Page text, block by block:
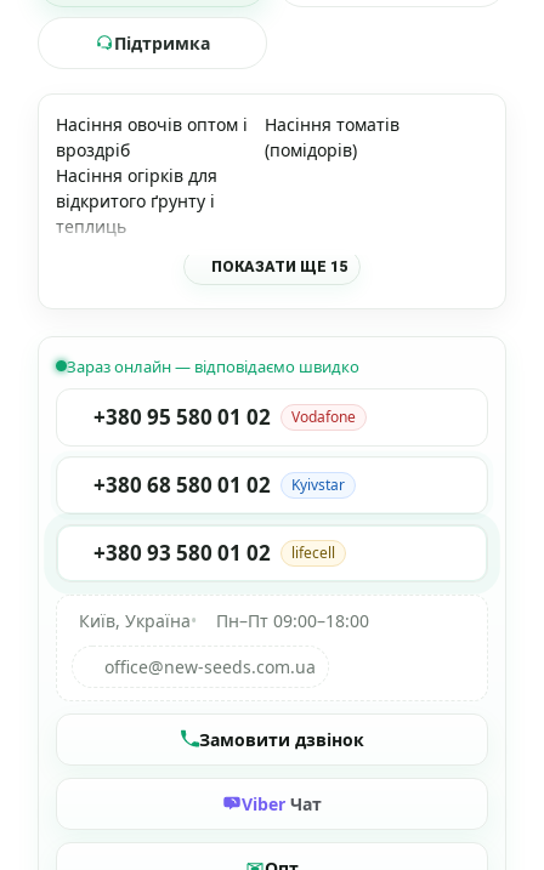
Підтримка
Насіння овочів оптом і
вроздріб
Насіння томатів
(помідорів)
Насіння огірків для
відкритого ґрунту і
теплиць
ПОКАЗАТИ ЩЕ 15
Зараз онлайн — відповідаємо швидко
+380 95 580 01 02 Vodafone
+380 68 580 01 02 Kyivstar
+380 93 580 01 02 lifecell
Київ, Україна•
Пн–Пт 09:00–18:00
office@new-seeds.com.ua
Замовити дзвінок
Viber Чат